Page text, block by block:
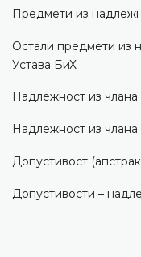
Предмети из
Остали предмети из
Устава БиХ
Надлежност из
Надлежност из
Допустивост
Допустивости –